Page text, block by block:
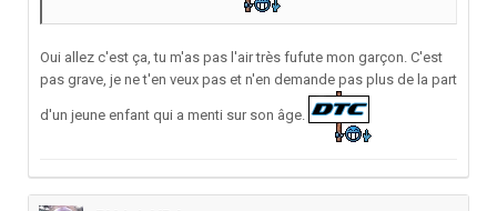
Oui allez c'est ça, tu m'as pas l'air très fufute mon garçon. C'est
pas grave, je ne t'en veux pas et n'en demande pas plus de la part
d'un jeune enfant qui a menti sur son âge.